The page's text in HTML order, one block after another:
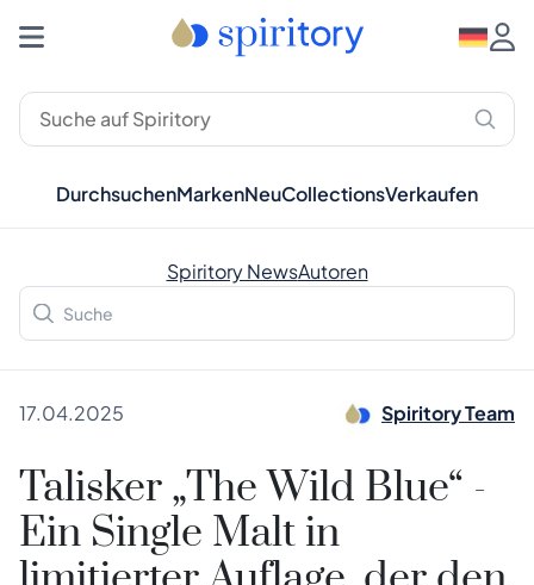
DurchsuchenMarkenNeuCollectionsVerkaufen
Spiritory NewsAutoren
17.04.2025 Spiritory Team
Talisker „The Wild Blue“ -
Ein Single Malt in